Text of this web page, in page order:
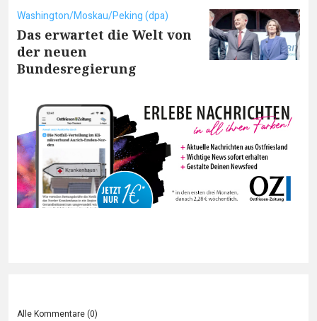
Washington/Moskau/Peking (dpa)
Das erwartet die Welt von
der neuen
Bundesregierung
Alle Kommentare (0)